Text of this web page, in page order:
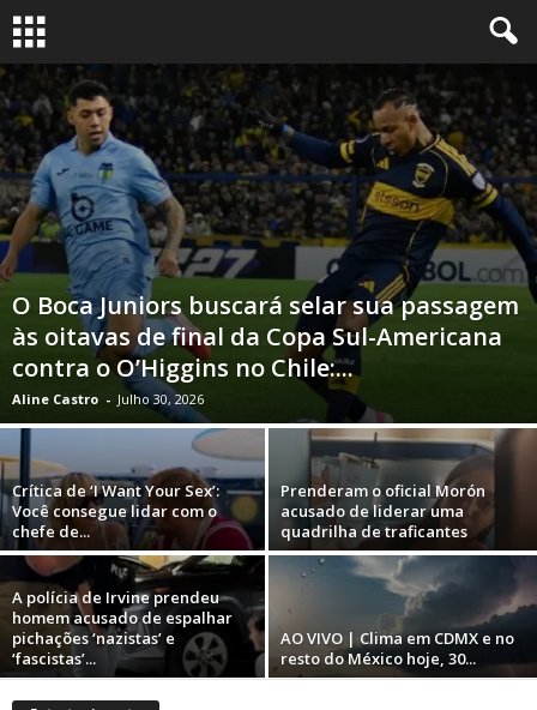
O Boca Juniors buscará selar sua passagem
às oitavas de final da Copa Sul-Americana
contra o O’Higgins no Chile:...
Aline Castro - Julho 30, 2026
Crítica de ‘I Want Your Sex’:
Você consegue lidar com o
chefe de...
Prenderam o oficial Morón
acusado de liderar uma
quadrilha de traficantes
A polícia de Irvine prendeu
homem acusado de espalhar
pichações ‘nazistas’ e
‘fascistas’...
AO VIVO | Clima em CDMX e no
resto do México hoje, 30...